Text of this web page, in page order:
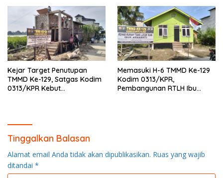
Kejar Target Penutupan
TMMD Ke-129, Satgas Kodim
0313/KPR Kebut
Memasuki H-6 TMMD Ke-129
Kodim 0313/KPR,
Pembangunan RTLH Ibu
Tinggalkan Balasan
Alamat email Anda tidak akan dipublikasikan. Ruas yang wajib
ditandai *